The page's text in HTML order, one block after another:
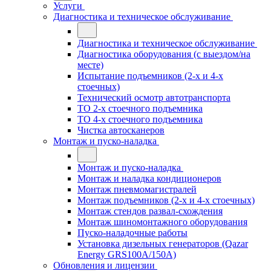
Услуги
Диагностика и техническое обслуживание
Диагностика и техническое обслуживание
Диагностика оборудования (с выездом/на
месте)
Испытание подъемников (2-х и 4-х
стоечных)
Технический осмотр автотранспорта
ТО 2-х стоечного подъемника
ТО 4-х стоечного подъемника
Чистка автосканеров
Монтаж и пуско-наладка
Монтаж и пуско-наладка
Монтаж и наладка кондиционеров
Монтаж пневмомагистралей
Монтаж подъемников (2-х и 4-х стоечных)
Монтаж стендов развал-схождения
Монтаж шиномонтажного оборудования
Пуско-наладочные работы
Установка дизельных генераторов (Qazar
Energy GRS100A/150A)
Обновления и лицензии